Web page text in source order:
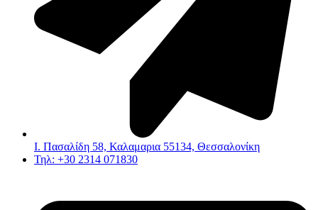
Ι. Πασαλίδη 58, Καλαμαρια 55134, Θεσσαλονίκη
Τηλ: +30 2314 071830